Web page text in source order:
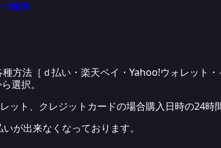
で販売
方法［ｄ払い・楽天ペイ・Yahoo!ウォレット・
選択。
ト、クレジットカードの場合購入日時の24時
が出来なくなっております。